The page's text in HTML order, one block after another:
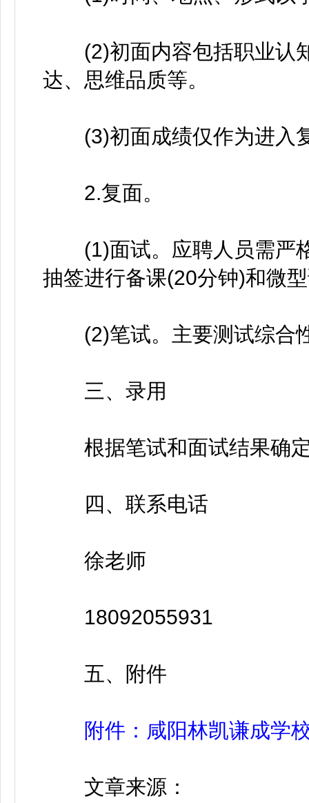
(2)初面内容包括职业认
达、思维品质等。
(3)初面成绩仅作为进入
2.复面。
(1)面试。应聘人员需严
抽签进行备课(20分钟)和微
(2)笔试。主要测试综合
三、录用
根据笔试和面试结果确定
四、联系电话
徐老师
18092055931
五、附件
附件：咸阳林凯谦成学
文章来源：